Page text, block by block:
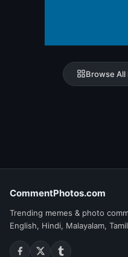
Browse All
CommentPhotos.com
Trending memes & photo
English, Hindi, Malayalam,